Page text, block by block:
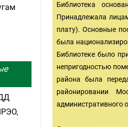
Библиотека
Принадлежала
плату). Основные
была
Библиотеке было
непригодностью
района была
районировании
административного